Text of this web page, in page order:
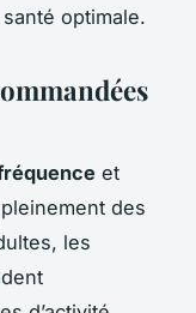
optimale.
et
des
les